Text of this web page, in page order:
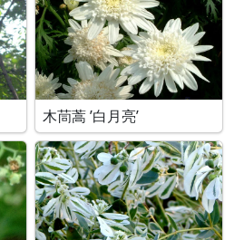
木茼蒿 ’白月亮’